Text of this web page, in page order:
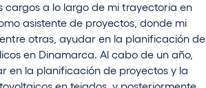
cargos a lo largo de mi trayectoria en
asistente de proyectos, donde mi
otras, ayudar en la planificación de
en Dinamarca. Al cabo de un año,
en la planificación de proyectos y la